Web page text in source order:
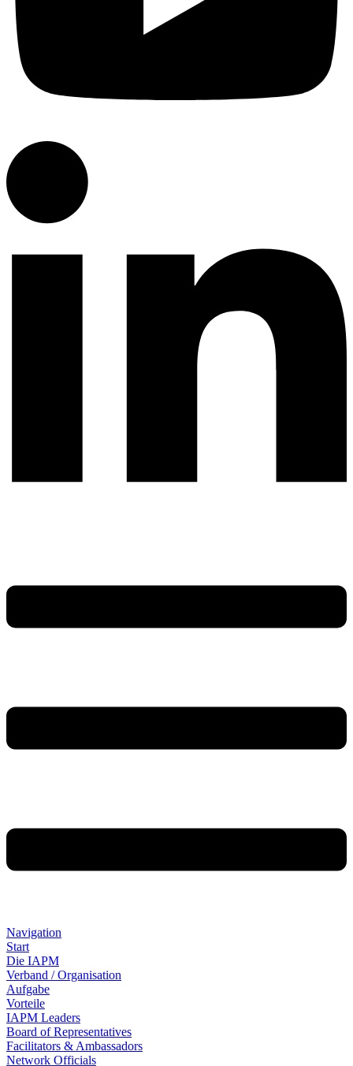
Navigation
Start
Die IAPM
Verband / Organisation
Aufgabe
Vorteile
IAPM Leaders
Board of Representatives
Facilitators & Ambassadors
Network Officials